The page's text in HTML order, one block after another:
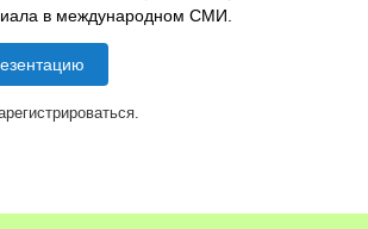
в международном СМИ.